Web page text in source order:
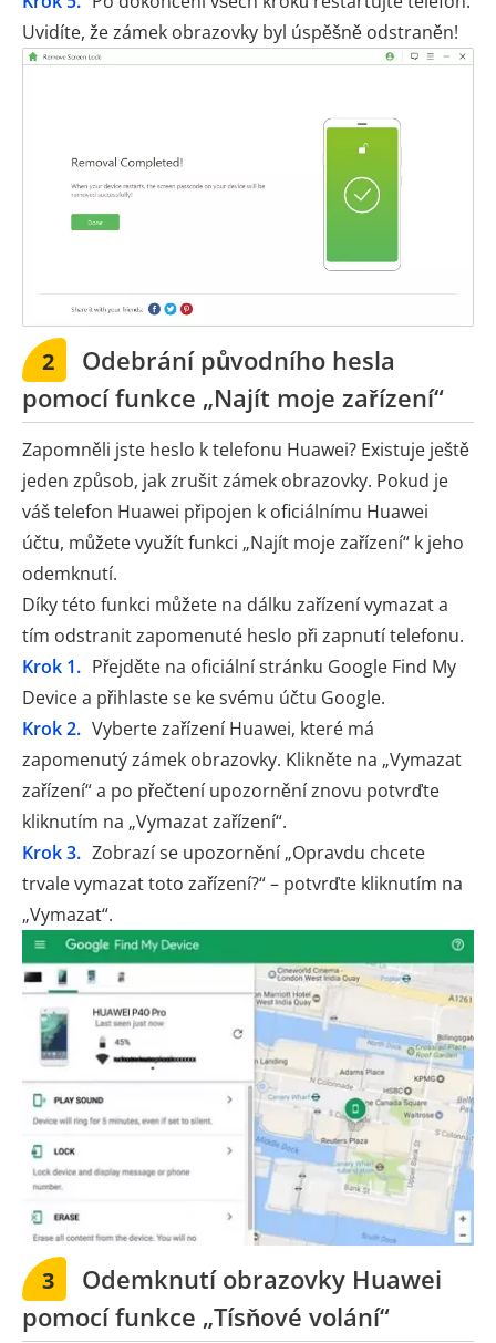
Uvidíte, že zámek obrazovky byl úspěšně odstraněn!
2
Odebrání původního hesla
pomocí funkce „Najít moje zařízení“
Zapomněli jste heslo k telefonu Huawei? Existuje ještě
jeden způsob, jak zrušit zámek obrazovky. Pokud je
váš telefon Huawei připojen k oficiálnímu Huawei
účtu, můžete využít funkci „Najít moje zařízení“ k jeho
odemknutí.
Díky této funkci můžete na dálku zařízení vymazat a
tím odstranit zapomenuté heslo při zapnutí telefonu.
Krok 1. Přejděte na oficiální stránku Google Find My
Device a přihlaste se ke svému účtu Google.
Krok 2. Vyberte zařízení Huawei, které má
zapomenutý zámek obrazovky. Klikněte na „Vymazat
zařízení“ a po přečtení upozornění znovu potvrďte
kliknutím na „Vymazat zařízení“.
Krok 3. Zobrazí se upozornění „Opravdu chcete
trvale vymazat toto zařízení?“ – potvrďte kliknutím na
„Vymazat“.
3
Odemknutí obrazovky Huawei
pomocí funkce „Tísňové volání“